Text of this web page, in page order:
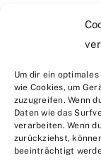
Um dir ein
wie Cookies, um
zuzugreifen. Wenn
Daten wie das
verarbeiten. Wenn
zurückziehst,
beeinträchtigt
Impressum